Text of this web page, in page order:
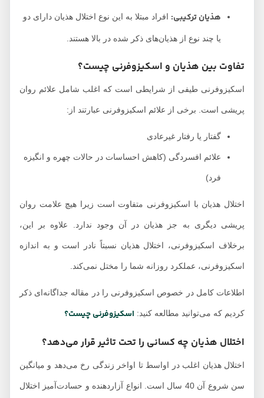
هذیان ترکیبی:افراد مبتلا به این نوع اختلال هذیان دارای دو
یا چند نوع از هذیان‌های ذکر شده در بالا هستند.
تفاوت بین هذیان و اسکیزوفرنی چیست؟
اسکیزوفرنی طیفی از شرایطی است که اغلب شامل علائم روان
پریشی است. برخی از علائم اسکیزوفرنی عبارتند از:
گفتار یا رفتار غیرعادی
علائم افسردگی (کاهش احساسات در حالات چهره و انگیزه
اختلال هذیان با اسکیزوفرنی متفاوت است زیرا هیچ علامت روان
پریشی دیگری به جز هذیان در آن وجود ندارد. علاوه بر این،
برخلاف اسکیزوفرنی، اختلال هذیان نسبتاً نادر است و به اندازه
اسکیزوفرنی، عملکرد روزانه شما را مختل نمی‌کند.
اطلاعات کامل در خصوص اسکیزوفرنی را در مقاله جداگانه‌ای ذکر
کردیم که می‌توانید مطالعه کنید: اسکیزوفرنی چیست؟
اختلال هذیان چه کسانی را تحت تاثیر قرار می‌دهد؟
اختلال هذیان اغلب در اواسط تا اواخر زندگی رخ می‌دهد و میانگین
سن شروع آن 40 سال است. انواع آزاردهنده و حسادت‌آمیز اختلال